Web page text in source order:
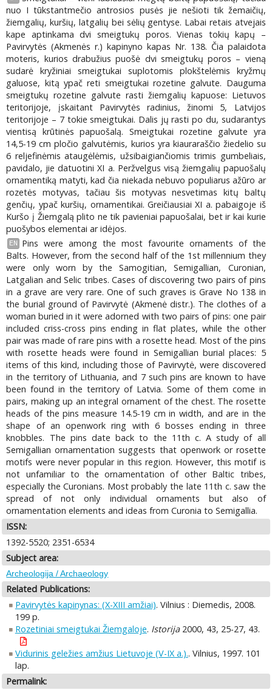
nuo I tūkstantmečio antrosios pusės jie nešioti tik žemaičių,
žiemgalių, kuršių, latgalių bei sėlių gentyse. Labai retais atvejais
kape aptinkama dvi smeigtukų poros. Vienas tokių kapų –
Pavirvytės (Akmenės r.) kapinyno kapas Nr. 138. Čia palaidota
moteris, kurios drabužius puošė dvi smeigtukų poros – vieną
sudarė kryžiniai smeigtukai suplotomis plokštelėmis kryžmų
galuose, kitą ypač reti smeigtukai rozetine galvute. Dauguma
smeigtukų rozetine galvute rasti žiemgalių kapuose: Lietuvos
teritorijoje, įskaitant Pavirvytės radinius, žinomi 5, Latvijos
teritorijoje – 7 tokie smeigtukai. Dalis jų rasti po du, sudarantys
vientisą krūtinės papuošalą. Smeigtukai rozetine galvute yra
14,5-19 cm pločio galvutėmis, kurios yra kiauraraščio žiedelio su
6 reljefinėmis ataugėlėmis, užsibaigiančiomis trimis gumbeliais,
pavidalo, jie datuotini XI a. Peržvelgus visą žiemgalių papuošalų
ornamentiką matyti, kad čia niekada nebuvo populiarus ažūro ar
rozetės motyvas, tačiau šis motyvas nesvetimas kitų baltų
genčių, ypač kuršių, ornamentikai. Greičiausiai XI a. pabaigoje iš
Kuršo į Žiemgalą plito ne tik pavieniai papuošalai, bet ir kai kurie
puošybos elementai ar idėjos.
EN
Pins were among the most favourite ornaments of the
Balts. However, from the second half of the 1st millennium they
were only worn by the Samogitian, Semigallian, Curonian,
Latgalian and Selic tribes. Cases of discovering two pairs of pins
in a grave are very rare. One of such graves is Grave No 138 in
the burial ground of Pavirvytė (Akmenė distr.). The clothes of a
woman buried in it were adorned with two pairs of pins: one pair
included criss-cross pins ending in flat plates, while the other
pair was made of rare pins with a rosette head. Most of the pins
with rosette heads were found in Semigallian burial places: 5
items of this kind, including those of Pavirvytė, were discovered
in the territory of Lithuania, and 7 such pins are known to have
been found in the territory of Latvia. Some of them come in
pairs, making up an integral ornament of the chest. The rosette
heads of the pins measure 14.5-19 cm in width, and are in the
shape of an openwork ring with 6 bosses ending in three
knobbles. The pins date back to the 11th c. A study of all
Semigallian ornamentation suggests that openwork or rosette
motifs were never popular in this region. However, this motif is
not unfamiliar to the ornamentation of other Baltic tribes,
especially the Curonians. Most probably the late 11th c. saw the
spread of not only individual ornaments but also of
ornamentation elements and ideas from Curonia to Semigallia.
ISSN:
1392-5520; 2351-6534
Subject area:
Archeologija / Archaeology
Related Publications:
Pavirvytės kapinynas: (X-XIII amžiai). Vilnius : Diemedis, 2008.
199 p.
Rozetiniai smeigtukai Žiemgaloje. Istorija2000, 43, 25-27, 43.
Vidurinis geležies amžius Lietuvoje (V-IX a.).. Vilnius, 1997. 101
lap.
Permalink: